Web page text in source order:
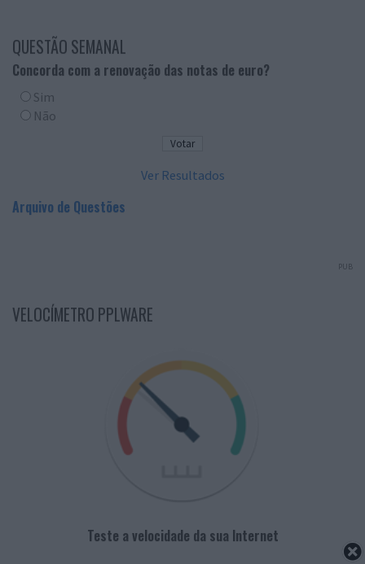
QUESTÃO SEMANAL
Concorda com a renovação das notas de euro?
Sim
Não
Ver Resultados
Arquivo de Questões
PUB
VELOCÍMETRO PPLWARE
Teste a velocidade da sua Internet